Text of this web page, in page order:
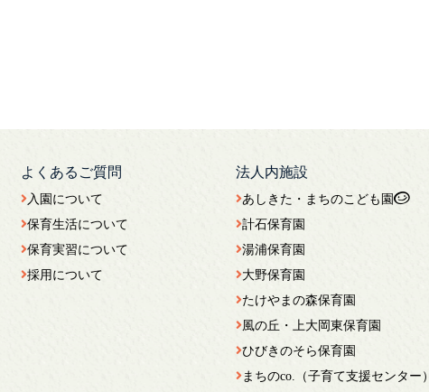
よくあるご質問
入園について
保育生活について
保育実習について
採用について
法人内施設
あしきた・まちのこども園
計石保育園
湯浦保育園
大野保育園
たけやまの森保育園
風の丘・上大岡東保育園
ひびきのそら保育園
まちのco.（子育て支援センター）